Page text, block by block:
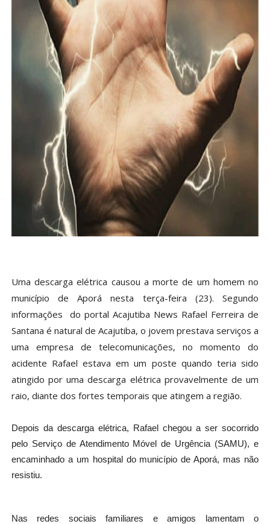
Uma descarga elétrica causou a morte de um homem no
município de Aporá nesta terça-feira (23). Segundo
informações do portal Acajutiba News Rafael Ferreira de
Santana é natural de Acajutiba, o jovem prestava serviços a
uma empresa de telecomunicações, no momento do
acidente Rafael estava em um poste quando teria sido
atingido por uma descarga elétrica provavelmente de um
raio, diante dos fortes temporais que atingem a região.
Depois da descarga elétrica, Rafael chegou a ser socorrido
pelo Serviço de Atendimento Móvel de Urgência (SAMU), e
encaminhado a um hospital do município de Aporá, mas não
resistiu.
Nas redes sociais familiares e amigos lamentam o